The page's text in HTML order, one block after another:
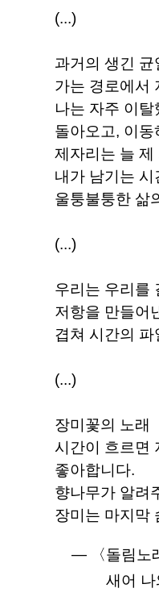
(...)
과거의 생긴 균
가는 경로에서
나는 자주 이
돌아오고, 이
제자리는 늘 제
내가 남기는 시
울퉁불퉁한 삶
(...)
우리는 우리를
저항을 만들어
겹쳐 시간의 파
(...)
장미꽃의 노래
시간이 흐르면
좋아합니다.
향나무가 알려
장미는 마지막
― 〈돌림노
새어